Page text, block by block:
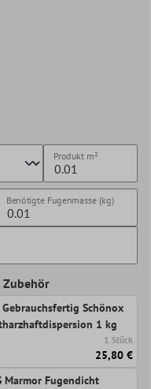
Produkt m²
Benötigte Fugenmasse (kg)
Zubehör
Schönox
1 kg
1 Stück
25,80 €
Marmor Fugendicht